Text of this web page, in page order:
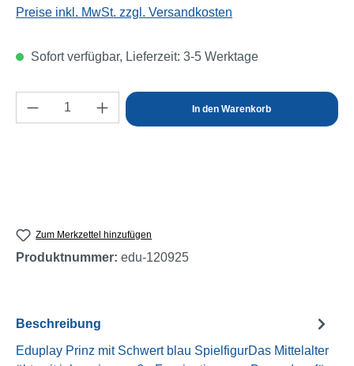
Preise inkl. MwSt. zzgl. Versandkosten
Sofort verfügbar, Lieferzeit: 3-5 Werktage
Produkt Anzahl: Gib den gewünschten
In den Warenkorb
Zum Merkzettel hinzufügen
Produktnummer: edu-120925
Beschreibung
Eduplay Prinz mit Schwert blau SpielfigurDas Mittelalter